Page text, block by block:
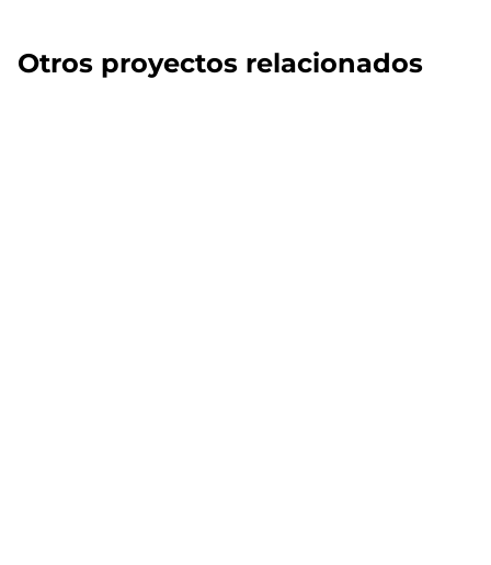
Otros proyectos relacionados